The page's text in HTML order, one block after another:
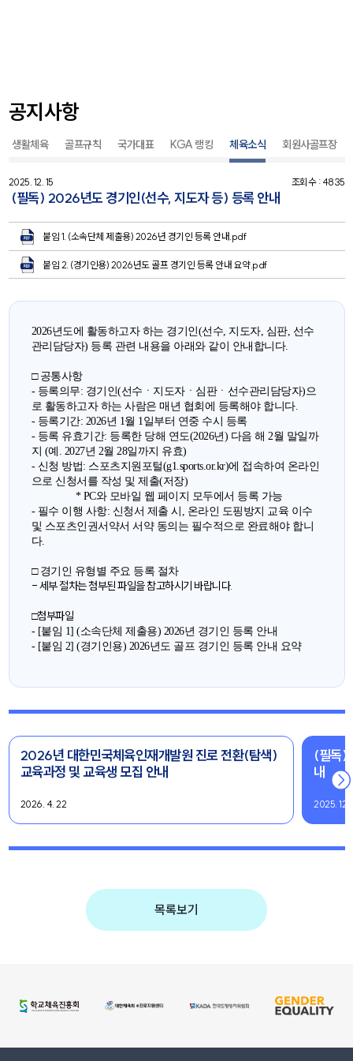
공지사항
생활체육 골프규칙 국가대표 KGA 랭킹 체육소식 회원사골프장
2025. 12. 15 조회수 : 4835
(필독) 2026년도 경기인(선수, 지도자 등) 등록 안내
붙임 1. (소속단체 제출용) 2026년 경기인 등록 안내.pdf
붙임 2. (경기인용) 2026년도 골프 경기인 등록 안내 요약.pdf
2026년도에 활동하고자 하는 경기인(선수, 지도자, 심판, 선수
관리담당자) 등록 관련 내용을 아래와 같이 안내합니다.
□ 공통사항
- 등록의무: 경기인(선수ㆍ지도자ㆍ심판ㆍ선수관리담당자)으
로 활동하고자 하는 사람은 매년 협회에 등록해야 합니다.
- 등록기간: 2026년 1월 1일부터 연중 수시 등록
- 등록 유효기간: 등록한 당해 연도(2026년) 다음 해 2월 말일까
지 (예. 2027년 2월 28일까지 유효)
- 신청 방법: 스포츠지원포털(g1.sports.or.kr)에 접속하여 온라인
으로 신청서를 작성 및 제출(저장)
* PC와 모바일 웹 페이지 모두에서 등록 가능
- 필수 이행 사항: 신청서 제출 시, 온라인 도핑방지 교육 이수
및 스포츠인권서약서 서약 동의는 필수적으로 완료해야 합니
다.
□ 경기인 유형별 주요 등록 절차
- 세부 절차는 첨부된 파일을 참고하시기 바랍니다.
□첨부파일
- [붙임 1] (소속단체 제출용) 2026년 경기인 등록 안내
- [붙임 2] (경기인용) 2026년도 골프 경기인 등록 안내 요약
2026년 대한민국체육인재개발원 진로 전환(탐색)
교육과정 및 교육생 모집 안내
2026. 4. 22
(필독)
내
2025. 12.
목록보기